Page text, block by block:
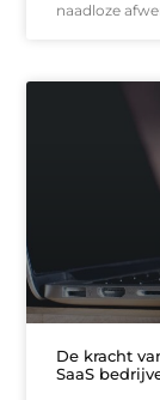
naadloze
De kracht
SaaS